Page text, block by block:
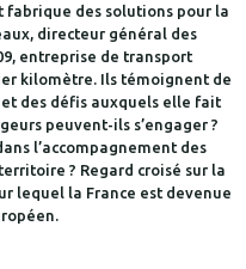
fabrique des solutions pour la
directeur général des
entreprise de transport
kilomètre. Ils témoignent de
des défis auxquels elle fait
peuvent-ils s’engager ?
l’accompagnement des
? Regard croisé sur la
lequel la France est devenue